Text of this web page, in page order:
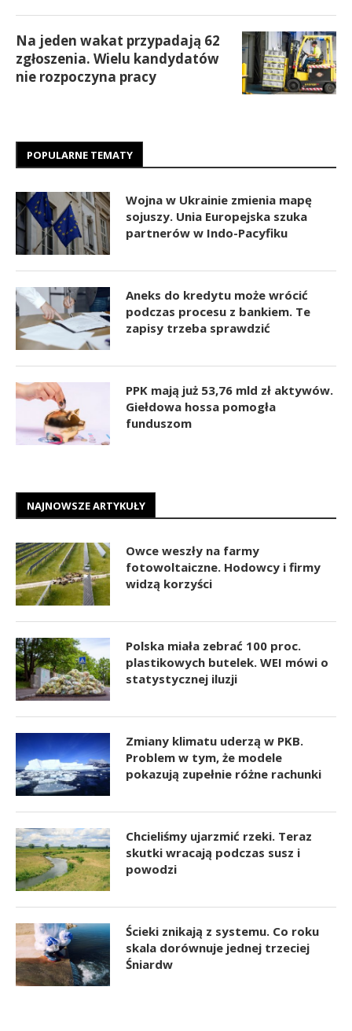
Na jeden wakat przypadają 62
zgłoszenia. Wielu kandydatów
nie rozpoczyna pracy
POPULARNE TEMATY
Wojna w Ukrainie zmienia mapę
sojuszy. Unia Europejska szuka
partnerów w Indo-Pacyfiku
Aneks do kredytu może wrócić
podczas procesu z bankiem. Te
zapisy trzeba sprawdzić
PPK mają już 53,76 mld zł aktywów.
Giełdowa hossa pomogła
funduszom
NAJNOWSZE ARTYKUŁY
Owce weszły na farmy
fotowoltaiczne. Hodowcy i firmy
widzą korzyści
Polska miała zebrać 100 proc.
plastikowych butelek. WEI mówi o
statystycznej iluzji
Zmiany klimatu uderzą w PKB.
Problem w tym, że modele
pokazują zupełnie różne rachunki
Chcieliśmy ujarzmić rzeki. Teraz
skutki wracają podczas susz i
powodzi
Ścieki znikają z systemu. Co roku
skala dorównuje jednej trzeciej
Śniardw